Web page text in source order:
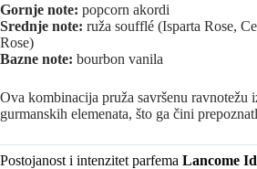
Gornje note: popcorn akordi
Srednje note: ruža soufflé (Isparta Rose,
Rose)
Bazne note: bourbon vanila
Ova kombinacija pruža savršenu ravnotežu
gurmanskih elemenata, što ga čini
Postojanost i intenzitet parfema Lancome